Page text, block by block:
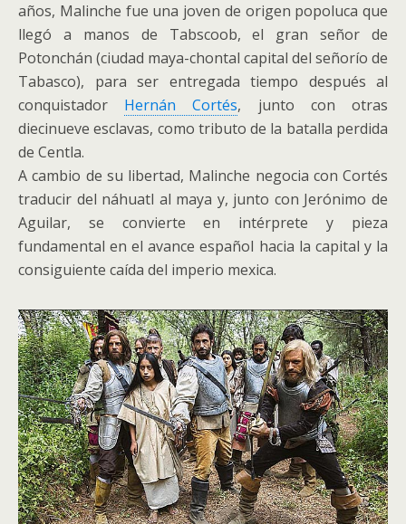
años, Malinche fue una joven de origen popoluca que
llegó a manos de Tabscoob, el gran señor de
Potonchán (ciudad maya-chontal capital del señorío de
Tabasco), para ser entregada tiempo después al
conquistador Hernán Cortés, junto con otras
diecinueve esclavas, como tributo de la batalla perdida
de Centla.
A cambio de su libertad, Malinche negocia con Cortés
traducir del náhuatl al maya y, junto con Jerónimo de
Aguilar, se convierte en intérprete y pieza
fundamental en el avance español hacia la capital y la
consiguiente caída del imperio mexica.